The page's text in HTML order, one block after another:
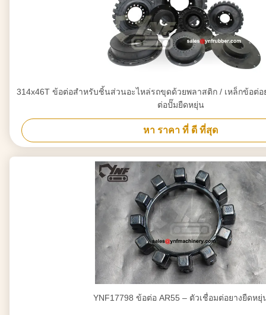
314x46T ข้อต่อสำหรับชิ้นส่วนอะไหล่รถขุดด้วยพลาสติก / เหล็กข้อต่
ต่อปั๊มยืดหยุ่น
หา ราคา ที่ ดี ที่สุด
YNF17798 ข้อต่อ AR55 – ตัวเชื่อมต่อยางยืดหยุ่